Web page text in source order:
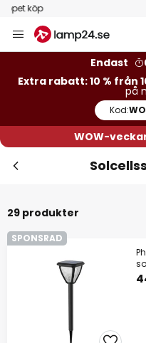
Hoppa
till
Endast
Extra rabatt: 10 % från
på
Kod:
WOW-
29 produkter
SPONSRAD
13 %
10 %
på
Kod: